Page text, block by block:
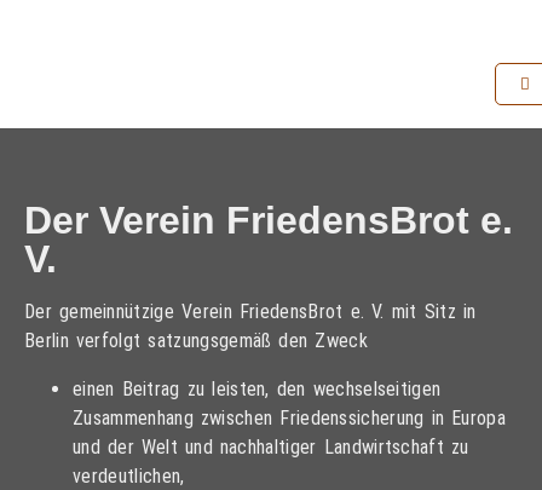
Der Verein FriedensBrot e.
V.
Der gemeinnützige Verein FriedensBrot e. V. mit Sitz in
Berlin verfolgt satzungsgemäß den Zweck
einen Beitrag zu leisten, den wechselseitigen
Zusammenhang zwischen Friedenssicherung in Europa
und der Welt und nachhaltiger Landwirtschaft zu
verdeutlichen,